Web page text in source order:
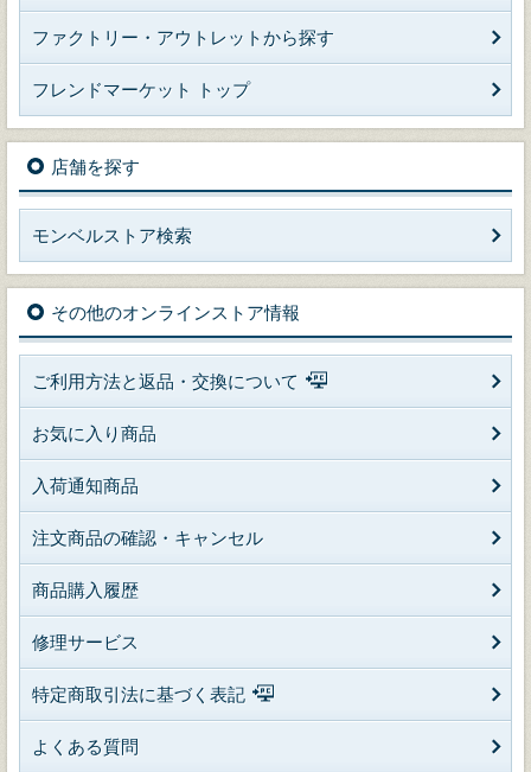
ファクトリー・アウトレットから探す
フレンドマーケット トップ
店舗を探す
モンベルストア検索
その他のオンラインストア情報
ご利用方法と返品・交換について
お気に入り商品
入荷通知商品
注文商品の確認・キャンセル
商品購入履歴
修理サービス
特定商取引法に基づく表記
よくある質問